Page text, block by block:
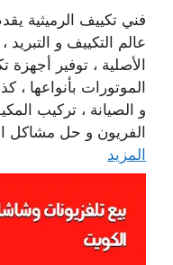
فني تكييف الرميثية
عالم التكييف و
الأصلية ، توفير أجهزة
الموتورات بأنواعها
و الصيانة ، تركيب
الفريون و حل مشاكل
المزيد